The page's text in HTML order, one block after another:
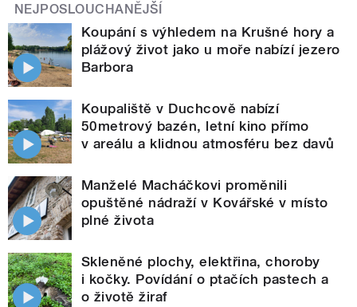
NEJPOSLOUCHANĚJŠÍ
Koupání s výhledem na Krušné hory a
plážový život jako u moře nabízí jezero
Barbora
Koupaliště v Duchcově nabízí
50metrový bazén, letní kino přímo
v areálu a klidnou atmosféru bez davů
Manželé Macháčkovi proměnili
opuštěné nádraží v Kovářské v místo
plné života
Skleněné plochy, elektřina, choroby
i kočky. Povídání o ptačích pastech a
o životě žiraf